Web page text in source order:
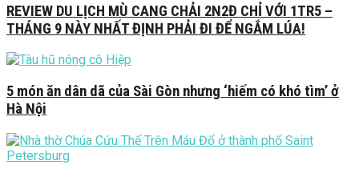
REVIEW DU LỊCH MÙ CANG CHẢI 2N2Đ CHỈ VỚI 1TR5 –
THÁNG 9 NÀY NHẤT ĐỊNH PHẢI ĐI ĐỂ NGẮM LÚA!
5 món ăn dân dã của Sài Gòn nhưng ‘hiếm có khó tìm’ ở
Hà Nội